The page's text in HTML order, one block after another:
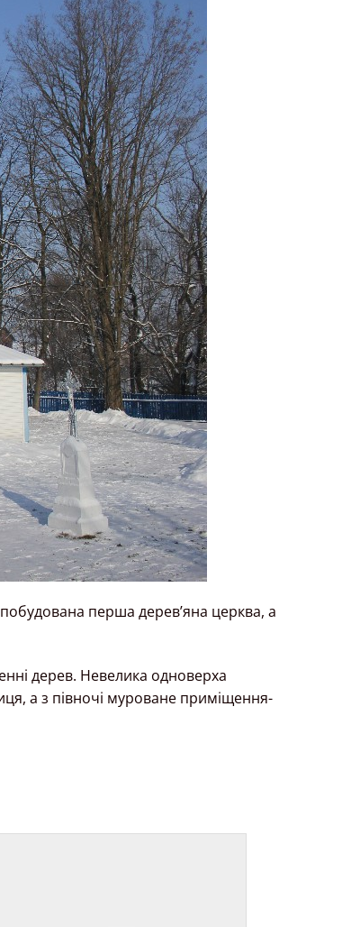
перша дерев’яна церква, а
дерев. Невелика одноверха
а з півночі муроване приміщення-